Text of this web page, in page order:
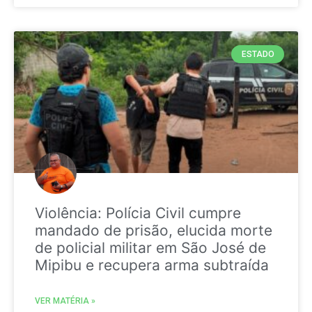
ESTADO
Violência: Polícia Civil cumpre
mandado de prisão, elucida morte
de policial militar em São José de
Mipibu e recupera arma subtraída
VER MATÉRIA »